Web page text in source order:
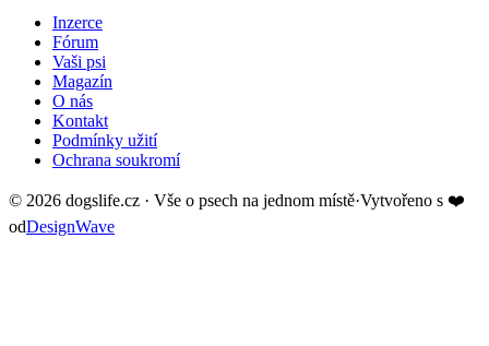
Inzerce
Fórum
Vaši psi
Magazín
O nás
Kontakt
Podmínky užití
Ochrana soukromí
© 2026 dogslife.cz · Vše o psech na jednom místě·Vytvořeno s ❤️
odDesignWave